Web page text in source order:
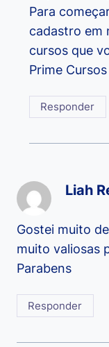
Para
cadastro em
cursos que
Prime Cursos
Responder
Liah
Gostei muito
muito valiosas
Parabens
Responder